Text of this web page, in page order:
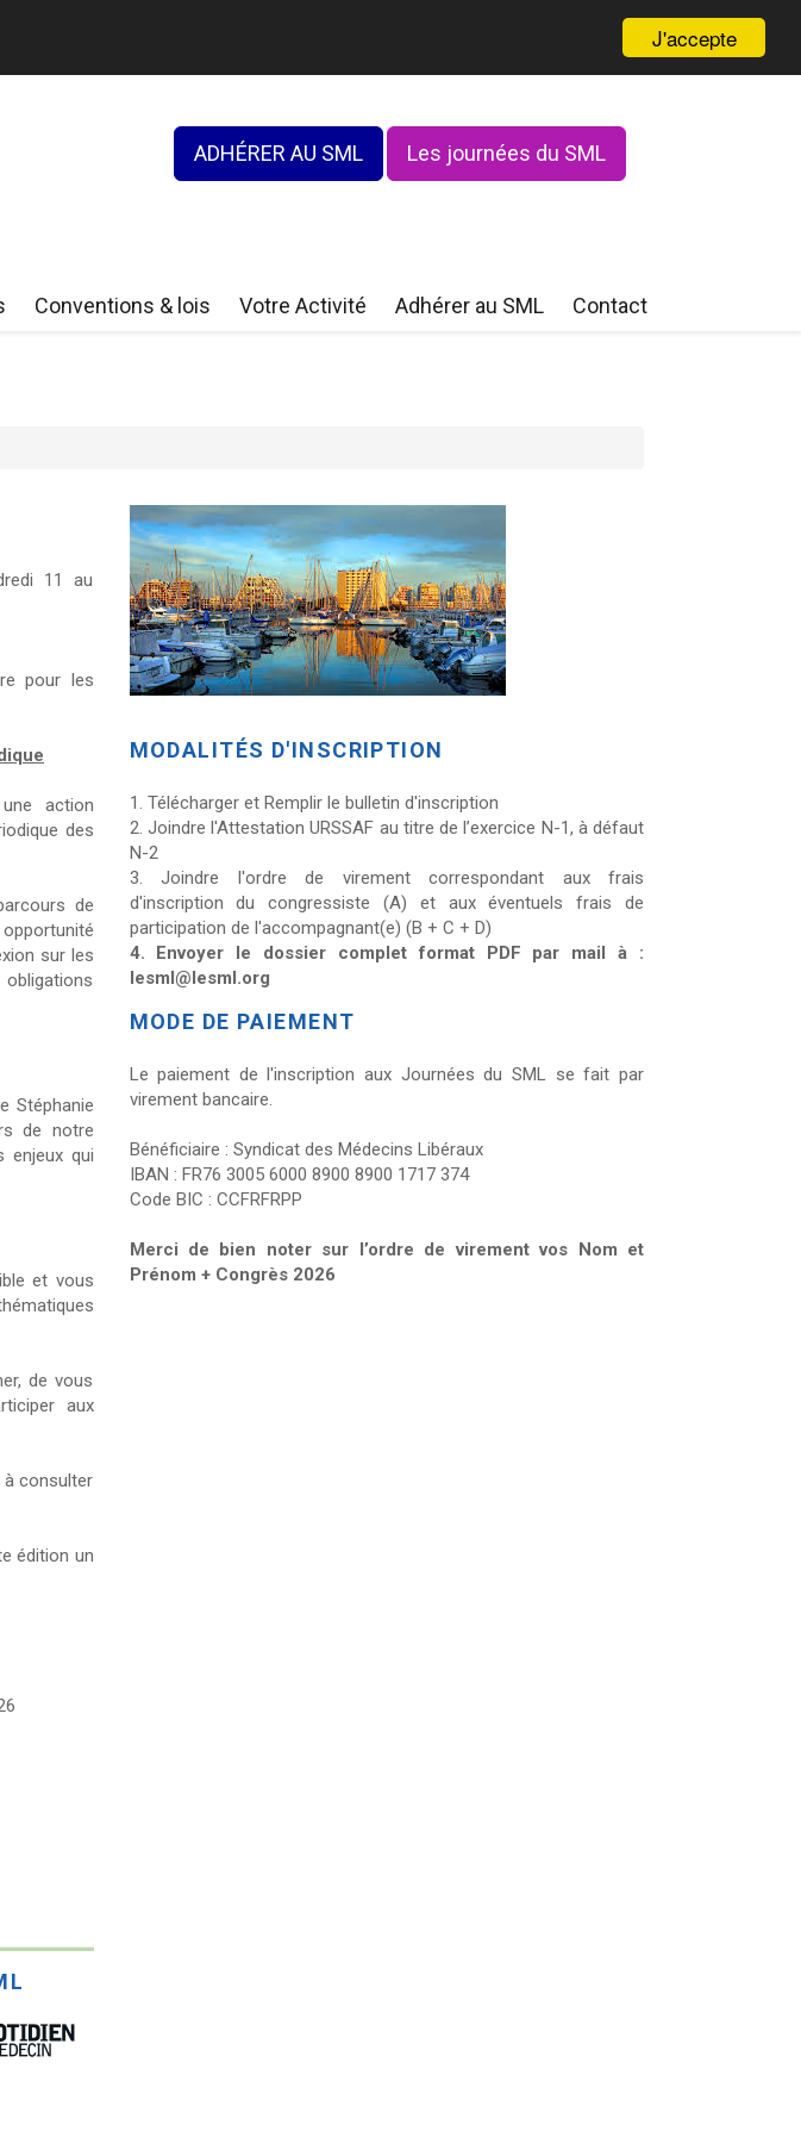
J'accepte
ADHÉRER AU SML Les journées du SML
Conventions & lois Votre Activité Adhérer au SML Contact
11 au
pour les
action
des
de
sur les
Stéphanie
de notre
enjeux qui
et vous
de vous
aux
consulter
édition un
MODALITÉS D'INSCRIPTION
1. Télécharger et Remplir le bulletin d'inscription
2. Joindre l'Attestation URSSAF au titre de l’exercice N-1, à défaut
N-2
3. Joindre l'ordre de virement correspondant aux frais
d'inscription du congressiste (A) et aux éventuels frais de
participation de l'accompagnant(e) (B + C + D)
4. Envoyer le dossier complet format PDF par mail à :
lesml@lesml.org
MODE DE PAIEMENT
Le paiement de l'inscription aux Journées du SML se fait par
virement bancaire.
Bénéficiaire : Syndicat des Médecins Libéraux
IBAN : FR76 3005 6000 8900 8900 1717 374
Code BIC : CCFRFRPP
Merci de bien noter sur l’ordre de virement vos Nom et
Prénom + Congrès 2026